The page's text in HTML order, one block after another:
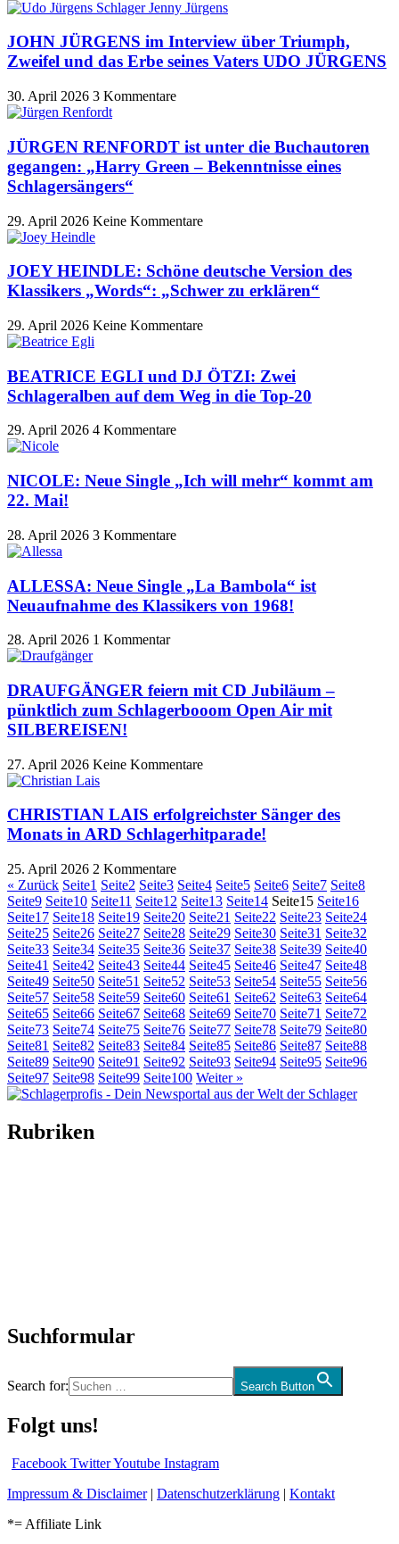
JOHN JÜRGENS im Interview über Triumph,
Zweifel und das Erbe seines Vaters UDO JÜRGENS
30. April 2026 3 Kommentare
JÜRGEN RENFORDT ist unter die Buchautoren
gegangen: „Harry Green – Bekenntnisse eines
Schlagersängers“
29. April 2026 Keine Kommentare
JOEY HEINDLE: Schöne deutsche Version des
Klassikers „Words“: „Schwer zu erklären“
29. April 2026 Keine Kommentare
BEATRICE EGLI und DJ ÖTZI: Zwei
Schlageralben auf dem Weg in die Top-20
29. April 2026 4 Kommentare
NICOLE: Neue Single „Ich will mehr“ kommt am
22. Mai!
28. April 2026 3 Kommentare
ALLESSA: Neue Single „La Bambola“ ist
Neuaufnahme des Klassikers von 1968!
28. April 2026 1 Kommentar
DRAUFGÄNGER feiern mit CD Jubiläum –
pünktlich zum Schlagerbooom Open Air mit
SILBEREISEN!
27. April 2026 Keine Kommentare
CHRISTIAN LAIS erfolgreichster Sänger des
Monats in ARD Schlagerhitparade!
25. April 2026 2 Kommentare
« Zurück Seite1 Seite2 Seite3 Seite4 Seite5 Seite6 Seite7 Seite8
Seite9 Seite10 Seite11 Seite12 Seite13 Seite14 Seite15 Seite16
Seite17 Seite18 Seite19 Seite20 Seite21 Seite22 Seite23 Seite24
Seite25 Seite26 Seite27 Seite28 Seite29 Seite30 Seite31 Seite32
Seite33 Seite34 Seite35 Seite36 Seite37 Seite38 Seite39 Seite40
Seite41 Seite42 Seite43 Seite44 Seite45 Seite46 Seite47 Seite48
Seite49 Seite50 Seite51 Seite52 Seite53 Seite54 Seite55 Seite56
Seite57 Seite58 Seite59 Seite60 Seite61 Seite62 Seite63 Seite64
Seite65 Seite66 Seite67 Seite68 Seite69 Seite70 Seite71 Seite72
Seite73 Seite74 Seite75 Seite76 Seite77 Seite78 Seite79 Seite80
Seite81 Seite82 Seite83 Seite84 Seite85 Seite86 Seite87 Seite88
Seite89 Seite90 Seite91 Seite92 Seite93 Seite94 Seite95 Seite96
Seite97 Seite98 Seite99 Seite100 Weiter »
Rubriken
Suchformular
Search for: Search Button
Folgt uns!
Facebook TwitterYoutube Instagram
Impressum & Disclaimer| Datenschutzerklärung | Kontakt
*= Affiliate Link